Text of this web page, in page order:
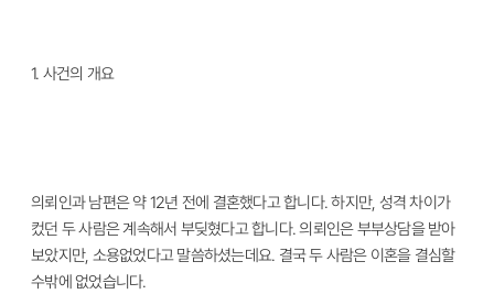
1. 사건의 개요
의뢰인과 남편은 약12년 전에 결혼했다고 합니다.하지만, 성격 차이가
컸던 두 사람은 계속해서 부딪혔다고 합니다.의뢰인은 부부상담을 받아
보았지만, 소용없었다고 말씀하셨는데요. 결국 두 사람은 이혼을 결심할
수밖에 없었습니다.